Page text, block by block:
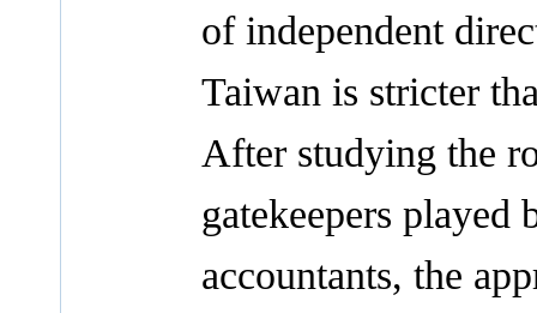
of independent
Taiwan is stricter
After studying the
gatekeepers played
accountants, the